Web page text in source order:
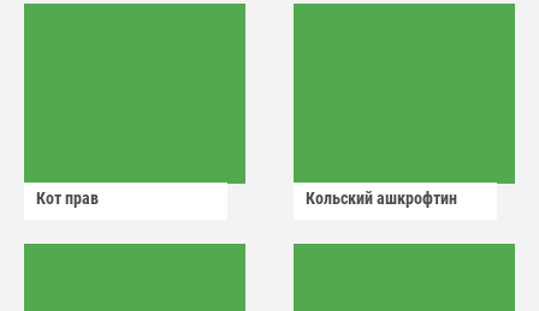
Кот прав Кольский ашкрофтин